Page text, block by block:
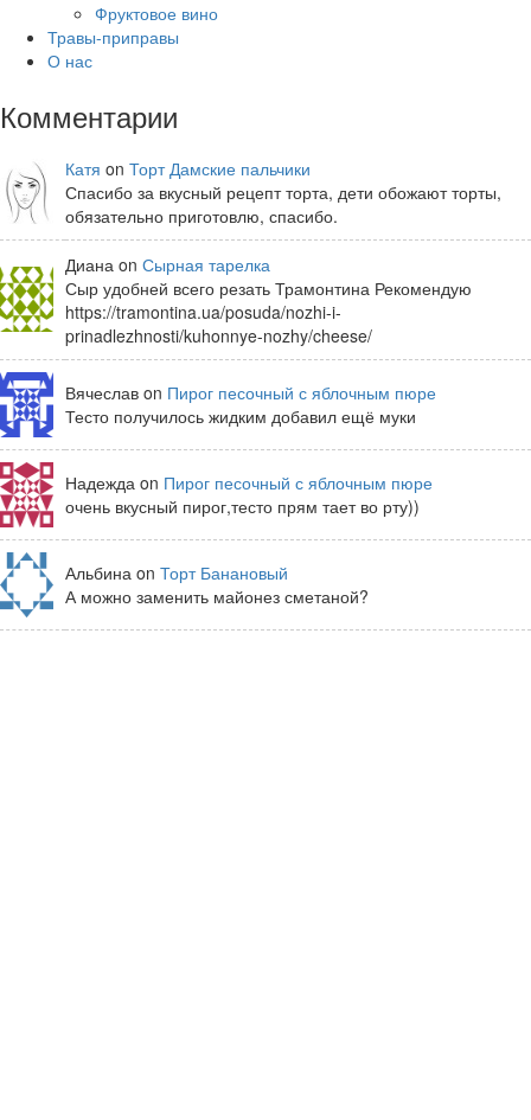
Фруктовое вино
Травы-приправы
О нас
Комментарии
Катя on Торт Дамские пальчики
Спасибо за вкусный рецепт торта, дети обожают торты,
обязательно приготовлю, спасибо.
Диана on Сырная тарелка
Сыр удобней всего резать Трамонтина Рекомендую
https://tramontina.ua/posuda/nozhi-i-
prinadlezhnosti/kuhonnye-nozhy/cheese/
Вячеслав on Пирог песочный с яблочным пюре
Тесто получилось жидким добавил ещё муки
Надежда on Пирог песочный с яблочным пюре
очень вкусный пирог,тесто прям тает во рту))
Альбина on Торт Банановый
А можно заменить майонез сметаной?